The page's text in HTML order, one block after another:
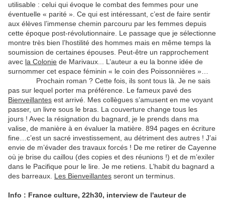
utilisable : celui qui évoque le combat des femmes pour une
éventuelle « parité ». Ce qui est intéressant, c’est de faire sentir
aux élèves l’immense chemin parcouru par les femmes depuis
cette époque post-révolutionnaire. Le passage que je sélectionne
montre très bien l’hostilité des hommes mais en même temps la
soumission de certaines épouses. Peut-être un rapprochement
avec la Colonie de Marivaux... L’auteur a eu la bonne idée de
surnommer cet espace féminin « le coin des Poissonnières »…
Prochain roman ? Cette fois, ils sont tous là. Je ne sais
pas sur lequel porter ma préférence. Le fameux pavé des
Bienveillantes est arrivé. Mes collègues s’amusent en me voyant
passer, un livre sous le bras. La couverture change tous les
jours ! Avec la résignation du bagnard, je le prends dans ma
valise, de manière à en évaluer la matière. 894 pages en écriture
fine…c’est un sacré investissement, au détriment des autres ! J’ai
envie de m’évader des travaux forcés ! De me retirer de Cayenne
où je brise du caillou (des copies et des réunions !) et de m’exiler
dans le Pacifique pour le lire. Je me retiens. L’habit du bagnard a
des barreaux. Les Bienveillantes seront un terminus.
Info : France culture, 22h30, interview de l'auteur de